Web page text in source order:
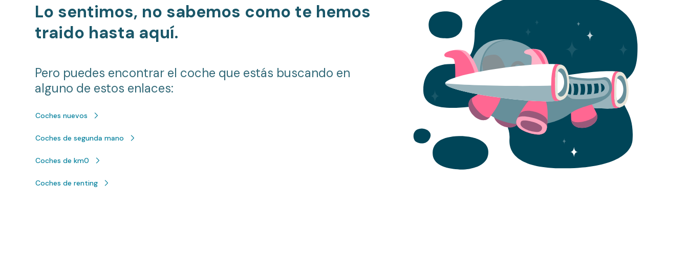
Lo sentimos, no sabemos como te hemos
traido hasta aquí.
Pero puedes encontrar el coche que estás buscando en
alguno de estos enlaces:
Coches nuevos
Coches de segunda mano
Coches de km0
Coches de renting